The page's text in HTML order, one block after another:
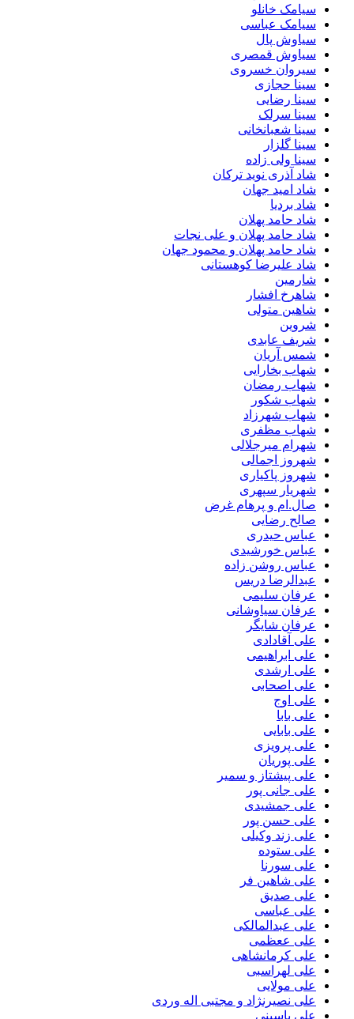
سیامک خانلو
سیامک عباسی
سیاوش پال
سیاوش قمصری
سیروان خسروی
سینا حجازی
سینا رضایی
سینا سرلک
سینا شعبانخانی
سینا گلزار
سینا ولی زاده
شاد آذری نوید ترکان
شاد امید جهان
شاد بردیا
شاد حامد پهلان
شاد حامد پهلان و علی نجات
شاد حامد پهلان و محمود جهان
شاد علیرضا کوهستانی
شارمین
شاهرخ افشار
شاهین متولی
شروین
شریف عابدی
شمس آریان
شهاب بخارایی
شهاب رمضان
شهاب شکور
شهاب شهرزاد
شهاب مظفری
شهرام میرجلالی
شهروز اجمالی
شهروز پاکیاری
شهریار سپهری
صال.ام و پرهام غرض
صالح رضایی
عباس حیدری
عباس خورشیدی
عباس روشن زاده
عبدالرضا دریس
عرفان سلیمی
عرفان سیاوشانی
عرفان شایگر
علی آقادادی
علی ابراهیمی
علی ارشدی
علی اصحابی
علی اوج
علی بابا
علی بابایی
علی پرویزی
علی پوریان
علی پیشتاز و سمیر
علی جانی پور
علی جمشیدی
علی حسن پور
علی زند وکیلی
علی ستوده
علی سورنا
علی شاهین فر
علی صدیق
علی عباسی
علی عبدالمالکی
علی ععظمی
علی کرمانشاهی
علی لهراسبی
علی مولایی
علی نصیرنژاد و مجتبی اله وردی
علی یاسینی